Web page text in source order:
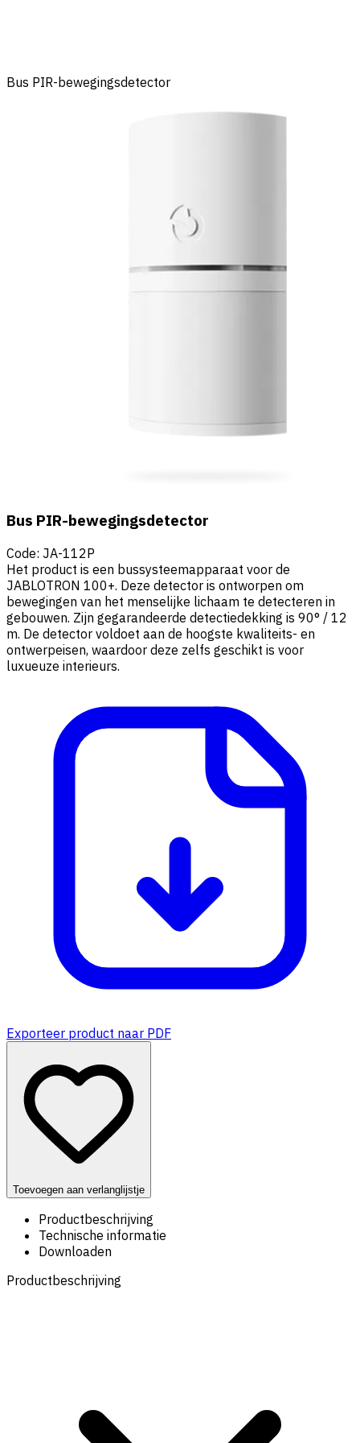
Bus PIR-bewegingsdetector
Bus PIR-bewegingsdetector
Code: JA-112P
Het product is een bussysteemapparaat voor de
JABLOTRON 100+. Deze detector is ontworpen om
bewegingen van het menselijke lichaam te detecteren in
gebouwen. Zijn gegarandeerde detectiedekking is 90° / 12
m. De detector voldoet aan de hoogste kwaliteits- en
ontwerpeisen, waardoor deze zelfs geschikt is voor
luxueuze interieurs.
Exporteer product naar PDF
Toevoegen aan verlanglijstje
Productbeschrijving
Technische informatie
Downloaden
Productbeschrijving